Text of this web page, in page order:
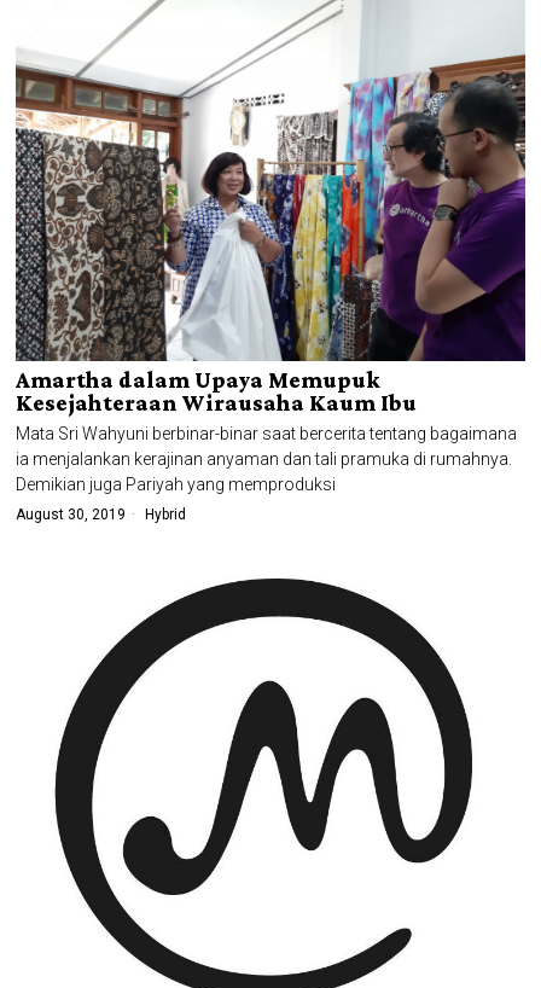
Amartha dalam Upaya Memupuk
Kesejahteraan Wirausaha Kaum Ibu
Mata Sri Wahyuni berbinar-binar saat bercerita tentang bagaimana
ia menjalankan kerajinan anyaman dan tali pramuka di rumahnya.
Demikian juga Pariyah yang memproduksi
August 30, 2019 Hybrid